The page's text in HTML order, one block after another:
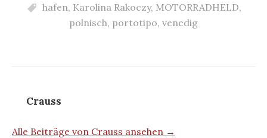
hafen, Karolina Rakoczy, MOTORRADHELD,
polnisch, portotipo, venedig
Crauss
Alle Beiträge von Crauss ansehen →